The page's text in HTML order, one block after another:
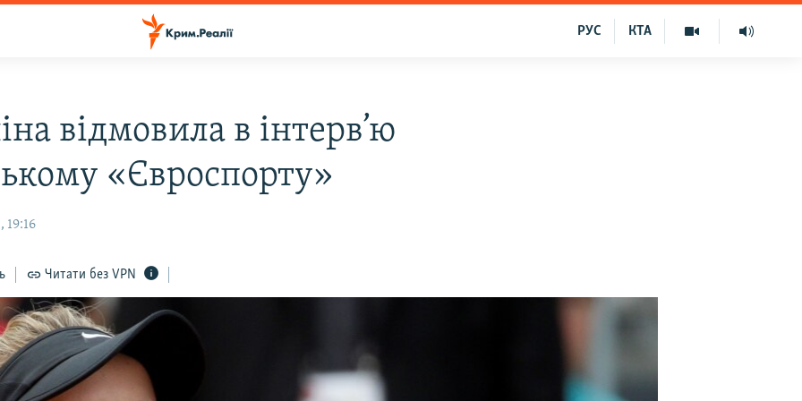
КТА
РУС
відмовила в інтерв’ю
«Євроспорту»
19:16
Читати без VPN